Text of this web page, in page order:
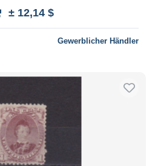
± 12,14 $
Gewerblicher Händler